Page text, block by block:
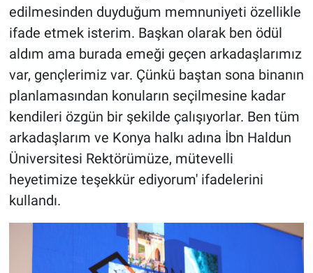
edilmesinden duyduğum memnuniyeti özellikle
ifade etmek isterim. Başkan olarak ben ödül
aldım ama burada emeği geçen arkadaşlarımız
var, gençlerimiz var. Çünkü baştan sona binanın
planlamasından konuların seçilmesine kadar
kendileri özgün bir şekilde çalışıyorlar. Ben tüm
arkadaşlarım ve Konya halkı adına İbn Haldun
Üniversitesi Rektörümüze, mütevelli
heyetimize teşekkür ediyorum' ifadelerini
kullandı.